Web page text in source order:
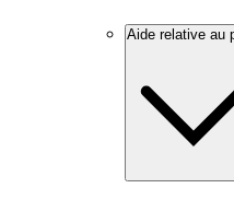
Aide relative au